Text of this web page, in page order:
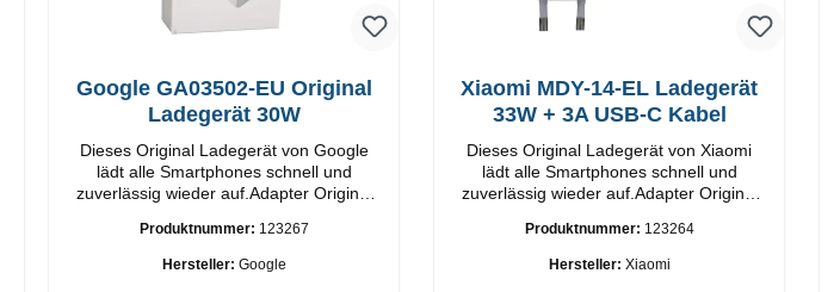
Google GA03502-EU Original
Ladegerät 30W
Dieses Original Ladegerät von Google
lädt alle Smartphones schnell und
zuverlässig wieder auf.Adapter Original
Anschlüsse: USB-C Output: 30W Farbe:
Weiss
Produktnummer: 123267
Hersteller: Google
Xiaomi MDY-14-EL Ladegerät
33W + 3A USB-C Kabel
Dieses Original Ladegerät von Xiaomi
lädt alle Smartphones schnell und
zuverlässig wieder auf.Adapter Original
Anschlüsse: USB-A Output: 33W Farbe:
Produktnummer: 123264
Hersteller: Xiaomi